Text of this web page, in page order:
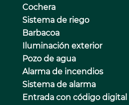
Cochera
Sistema de riego
Barbacoa
Iluminación exterior
Pozo de agua
Alarma de incendios
Sistema de alarma
Entrada con código digital